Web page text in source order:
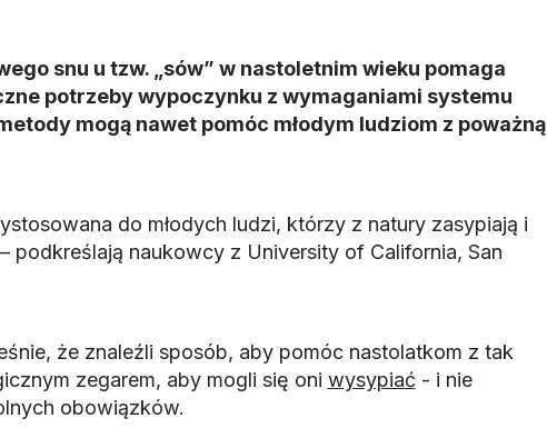
snu u tzw. „sów” w nastoletnim wieku pomaga
potrzeby wypoczynku z wymaganiami systemu
mogą nawet pomóc młodym ludziom z poważną
do młodych ludzi, którzy z natury zasypiają i
podkreślają naukowcy z University of California, San
że znaleźli sposób, aby pomóc nastolatkom z tak
zegarem, aby mogli się oni wysypiać- i nie
obowiązków.